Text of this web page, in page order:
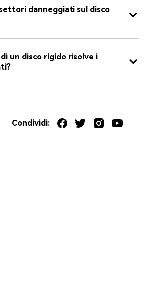
danneggiati sul disco
un disco rigido risolve i
Condividi: